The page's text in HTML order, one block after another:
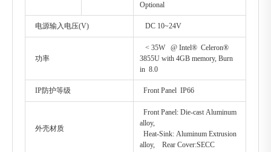
Optional
电源输入电压(V) DC 10~24V
功率
< 35W @ Intel® Celeron®
3855U with 4GB memory, Burn
in 8.0
IP防护等级 Front Panel IP66
外壳材质
Front Panel: Die-cast Aluminum
alloy,
Heat-Sink: Aluminum Extrusion
alloy, Rear Cover:SECC